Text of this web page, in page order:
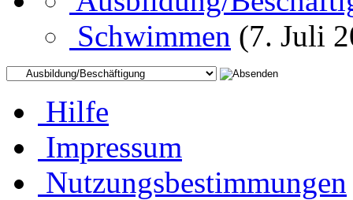
Schwimmen (7. Juli
Hilfe
Impressum
Nutzungsbestimmungen